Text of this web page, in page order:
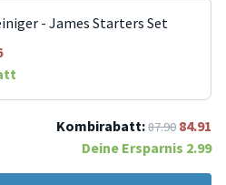
- James Starters Set
Kombirabatt:87.90 84.91
Deine Ersparnis 2.99